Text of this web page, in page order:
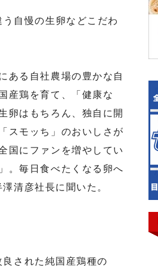
う自慢の生卵などこだわ
ある自社農場の豊かな自
産鶏を育て、「健康な
卵はもちろん、独自に開
スモッち」のおいしさが
国にファンを増やしてい
。毎日食べたくなる卵へ
清彦社長に聞いた。
された純国産鶏種の